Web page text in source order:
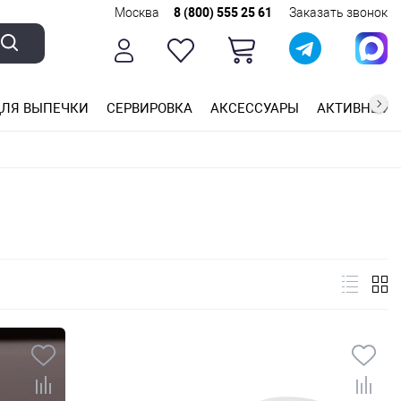
Москва 8 (800) 555 25 61 Заказать звонок
ВЫПЕЧКИ СЕРВИРОВКА АКСЕССУАРЫ АКТИВНЫЙ